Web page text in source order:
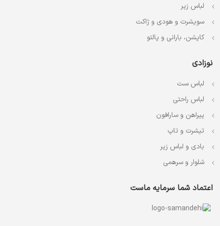
لباس زیر
سویشرت و هودی و ژاکت
کاپشن، بارانی و پالتو
نوزادی
لباس ست
لباس راحتی
پیراهن و سارافون
تیشرت و تاپ
بادی و لباس زیر
شلوار و سرهمی
اعتماد شما سرمایه ماست